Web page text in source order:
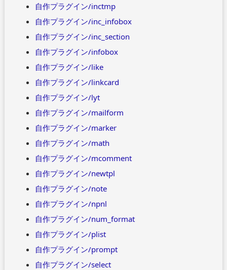
自作プラグイン/inctmp
自作プラグイン/inc_infobox
自作プラグイン/inc_section
自作プラグイン/infobox
自作プラグイン/like
自作プラグイン/linkcard
自作プラグイン/lyt
自作プラグイン/mailform
自作プラグイン/marker
自作プラグイン/math
自作プラグイン/mcomment
自作プラグイン/newtpl
自作プラグイン/note
自作プラグイン/npnl
自作プラグイン/num_format
自作プラグイン/plist
自作プラグイン/prompt
自作プラグイン/select